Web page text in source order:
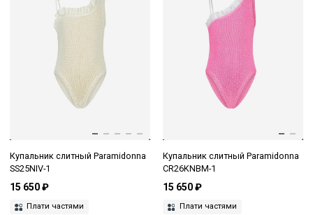
Купальник слитный Paramidonna
SS25NIV-1
15 650 ₽
Плати частями
Купальник слитный Paramidonna
CR26KNBM-1
15 650 ₽
Плати частями